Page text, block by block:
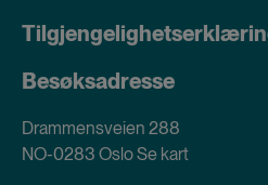
Besøksadresse
Drammensveien 288
NO-0283 OsloSe kart